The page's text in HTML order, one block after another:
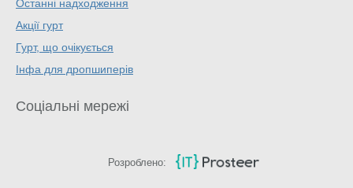
Останні надходження
Акції гурт
Гурт, що очікується
Інфа для дропшиперів
Соціальні мережі
Розроблено: